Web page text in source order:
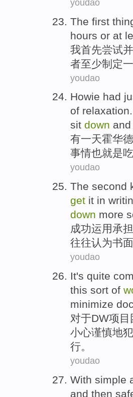
youdao
The first
hours or at
我首先尝试
者至少制定
youdao
Howie had
of relaxation.
sit down
有一天霍华
事情也就是
youdao
The second
get it in
down more
成功运用承担
往往认为书
youdao
It's quite
this sort of
minimize
对于DW项目
小心谨慎地
行。
youdao
With simple
and then